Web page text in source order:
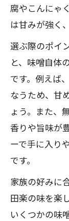
腐やこんにゃ
は甘みが強く
選ぶ際のポイ
と、味噌自体
です。例えば
なうため、甘
ょう。また、
香りや旨味が
ーで手に入り
です。
家族の好みに
田楽の味を楽
いくつかの味